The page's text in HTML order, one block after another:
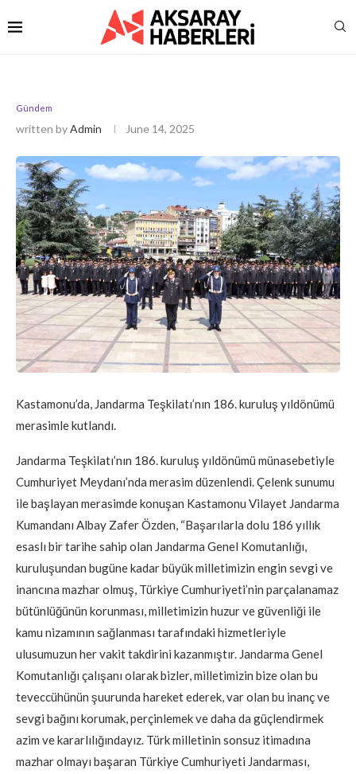
Gündem
written byAdmin June 14, 2025
Kastamonu’da, Jandarma Teşkilatı’nın 186. kuruluş yıldönümü
merasimle kutlandı.
Jandarma Teşkilatı’nın 186. kuruluş yıldönümü münasebetiyle
Cumhuriyet Meydanı’nda merasim düzenlendi. Çelenk sunumu
ile başlayan merasimde konuşan Kastamonu Vilayet Jandarma
Kumandanı Albay Zafer Özden, “Başarılarla dolu 186 yıllık
esaslı bir tarihe sahip olan Jandarma Genel Komutanlığı,
kuruluşundan bugüne kadar büyük milletimizin engin sevgi ve
inancına mazhar olmuş, Türkiye Cumhuriyeti’nin parçalanamaz
bütünlüğünün korunması, milletimizin huzur ve güvenliği ile
kamu nizamının sağlanması tarafındaki hizmetleriyle
ulusumuzun her vakit takdirini kazanmıştır. Jandarma Genel
Komutanlığı çalışanı olarak bizler, milletimizin bize olan bu
teveccühünün şuurunda hareket ederek, var olan bu inanç ve
sevgi bağını korumak, perçinlemek ve daha da güçlendirmek
azim ve kararlılığındayız. Türk milletinin sonsuz itimadına
mazhar olmayı başaran Türkiye Cumhuriyeti Jandarması,